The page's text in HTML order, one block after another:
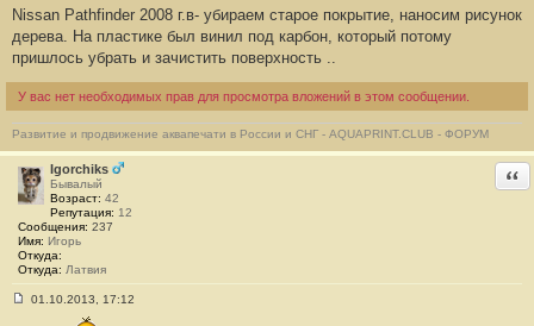
о
б
щ
н
и
е
#
1
Nissan Pathfinder 2008 г.в- убираем старое покрытие, наносим рисунок
дерева. На пластике был винил под карбон, который потому
пришлось убрать и зачистить поверхность ..
У вас нет необходимых прав для просмотра вложений в этом сообщении.
Развитие и продвижение аквапечати в России и СНГ - AQUAPRINT.CLUB - ФОРУМ
Igorchiks
Бывалый
Возраст: 42
Репутация: 12
Сообщения: 237
Имя: Игорь
Откуда:
Откуда: Латвия
01.10.2013, 17:12